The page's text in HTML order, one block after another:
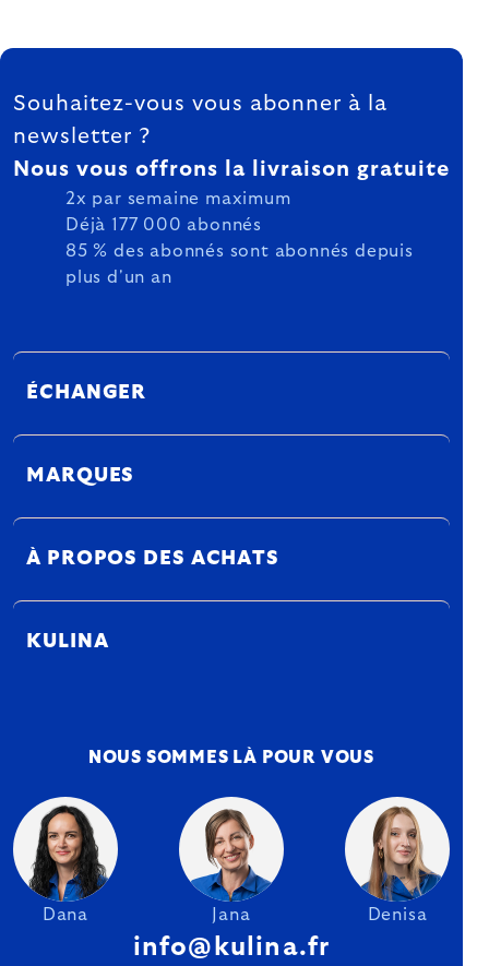
FOOTER
Souhaitez-vous vous abonner à la
newsletter ?
Nous vous offrons la livraison gratuite
2x par semaine maximum
Déjà 177 000 abonnés
85 % des abonnés sont abonnés depuis
plus d'un an
ÉCHANGER
MARQUES
À PROPOS DES ACHATS
KULINA
NOUS SOMMES LÀ POUR VOUS
Dana Jana Denisa
info@kulina.fr